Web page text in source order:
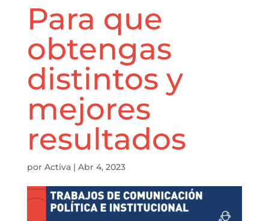
Para que
obtengas
distintos y
mejores
resultados
por Activa| Abr 4, 2023